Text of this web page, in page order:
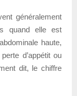
généralement
quand elle est
haute,
d’appétit ou
dit, le chiffre